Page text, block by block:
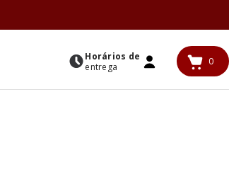
Horários de
entrega
ENTRAR
00